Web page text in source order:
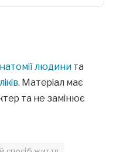
людини та
. Матеріал має
та не замінює